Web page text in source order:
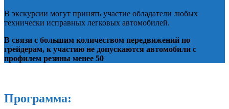
В экскурсии могут принять участие обладатели любых
технически исправных легковых автомобилей.
В связи с большим количеством передвижений по
грейдерам, к участию не допускаются автомобили с
профилем резины менее 50
Программа: